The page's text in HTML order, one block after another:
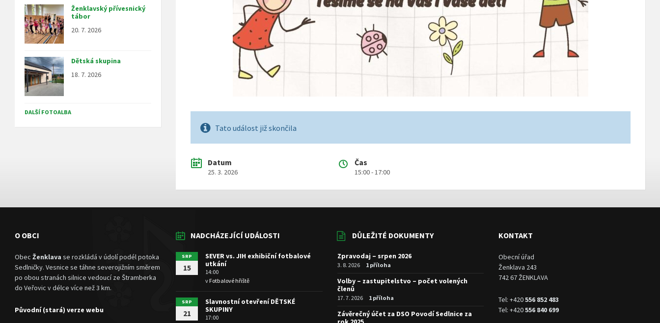
Tato událost již skončila
Datum
25. 3. 2026
Čas
15:00 - 17:00
Ženklavský přívesnický
tábor
20. 7. 2026
Dětská skupina
18. 7. 2026
DALŠÍ FOTOALBA
O OBCI
Obec Ženklava se rozkládá v údolí podél potoka
Sedlničky. Vesnice se táhne severojižním směrem
po obou stranách silnice vedoucí ze Štramberka
do Veřovic v délce více než 3 km.
Původní (stará) verze webu
NADCHÁZEJÍCÍ UDÁLOSTI
SRP
15
SEVER vs. JIH exhibiční fotbalové
utkání
14:00
vFotbalové hřiště
SRP
21
Slavnostní otevření DĚTSKÉ
SKUPINY
17:00
DŮLEŽITÉ DOKUMENTY
Zpravodaj – srpen 2026
3. 8. 2026 1 příloha
Volby – zastupitelstvo – počet volených
členů
17. 7. 2026 1 příloha
Závěrečný účet za DSO Povodí Sedlnice za
KONTAKT
Obecní úřad
Ženklava 243
742 67 ŽENKLAVA
Tel: +420556 852 483
Tel: +420556 840 699